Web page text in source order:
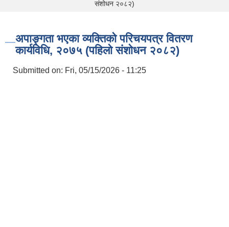
संशोधन २०८२)
अपाङ्गता भएका व्यक्तिको परिचयपत्र वितरण
कार्यविधि, २०७५ (पहिलो संशोधन २०८२)
Submitted on: Fri, 05/15/2026 - 11:25